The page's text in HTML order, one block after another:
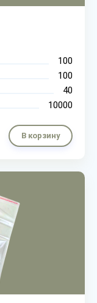
100
100
40
10000
В корзину